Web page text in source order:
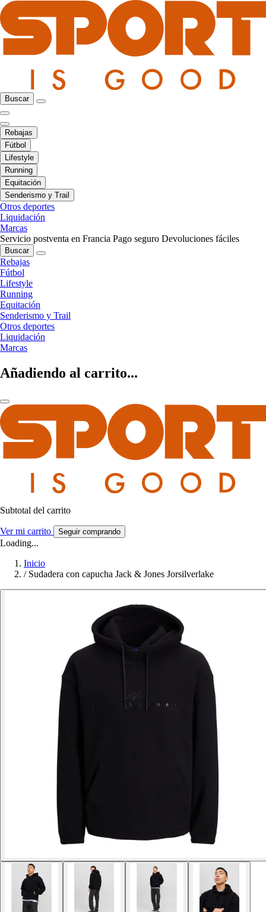
Buscar
Rebajas
Fútbol
Lifestyle
Running
Equitación
Senderismo y Trail
Otros deportes
Liquidación
Marcas
Servicio postventa en Francia Pago seguro Devoluciones fáciles
Buscar
Rebajas
Fútbol
Lifestyle
Running
Equitación
Senderismo y Trail
Otros deportes
Liquidación
Marcas
Añadiendo al carrito...
Subtotal del carrito
Ver mi carrito Seguir comprando
Loading...
Inicio
/ Sudadera con capucha Jack & Jones Jorsilverlake